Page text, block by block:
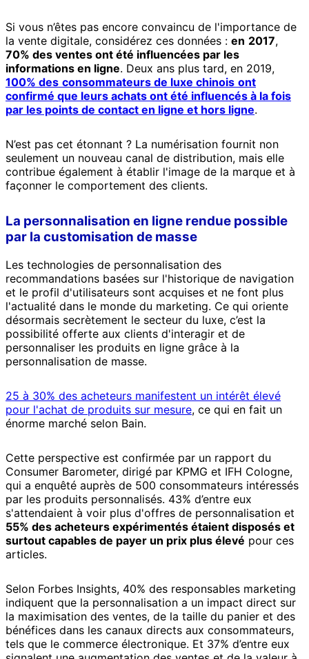
Si vous n’êtes pas encore convaincu de l'importance de
la vente digitale, considérez ces données : en 2017,
70% des ventes ont été influencées par les
informations en ligne. Deux ans plus tard, en 2019,
100% des consommateurs de luxe chinois ont
confirmé que leurs achats ont été influencés à la fois
par les points de contact en ligne et hors ligne.
N’est pas cet étonnant ? La numérisation fournit non
seulement un nouveau canal de distribution, mais elle
contribue également à établir l'image de la marque et à
façonner le comportement des clients.
La personnalisation en ligne rendue possible
par la customisation de masse
Les technologies de personnalisation des
recommandations basées sur l'historique de navigation
et le profil d'utilisateurs sont acquises et ne font plus
l'actualité dans le monde du marketing. Ce qui oriente
désormais secrètement le secteur du luxe, c’est la
possibilité offerte aux clients d'interagir et de
personnaliser les produits en ligne grâce à la
personnalisation de masse.
25 à 30% des acheteurs manifestent un intérêt élevé
pour l'achat de produits sur mesure, ce qui en fait un
énorme marché selon Bain.
Cette perspective est confirmée par un rapport du
Consumer Barometer, dirigé par KPMG et IFH Cologne,
qui a enquêté auprès de 500 consommateurs intéressés
par les produits personnalisés. 43% d’entre eux
s'attendaient à voir plus d'offres de personnalisation et
55% des acheteurs expérimentés étaient disposés et
surtout capables de payer un prix plus élevé pour ces
articles.
Selon Forbes Insights, 40% des responsables marketing
indiquent que la personnalisation a un impact direct sur
la maximisation des ventes, de la taille du panier et des
bénéfices dans les canaux directs aux consommateurs,
tels que le commerce électronique. Et 37% d’entre eux